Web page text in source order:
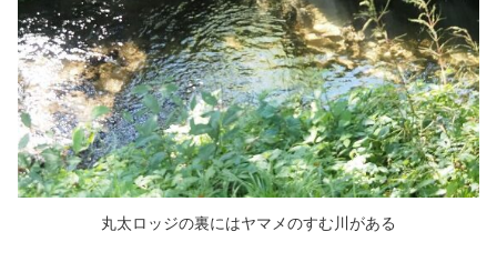
丸太ロッジの裏にはヤマメのすむ川がある